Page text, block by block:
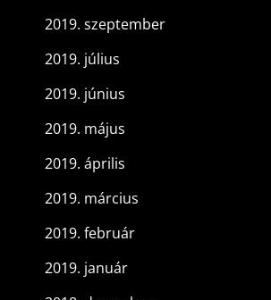
2019. szeptember
2019. július
2019. június
2019. május
2019. április
2019. március
2019. február
2019. január